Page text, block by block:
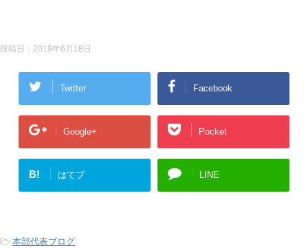
投稿日： 2019年6月18日
Twitter Facebook
Google+ Pocket
B! はてブ LINE
-本部代表ブログ